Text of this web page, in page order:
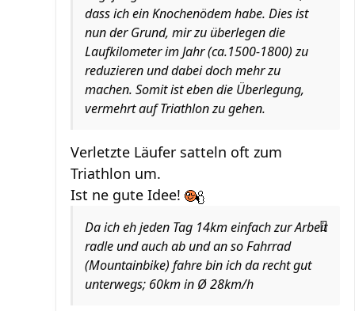
dass ich ein Knochenödem habe. Dies ist
nun der Grund, mir zu überlegen die
Laufkilometer im Jahr (ca.1500-1800) zu
reduzieren und dabei doch mehr zu
machen. Somit ist eben die Überlegung,
vermehrt auf Triathlon zu gehen.
Verletzte Läufer satteln oft zum
Triathlon um.
Ist ne gute Idee!
Da ich eh jeden Tag 14km einfach zur Arbeit
radle und auch ab und an so Fahrrad
(Mountainbike) fahre bin ich da recht gut
unterwegs; 60km in Ø 28km/h